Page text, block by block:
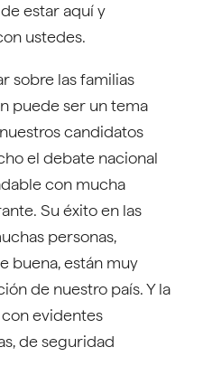
estar aquí y
ustedes.
sobre las familias
puede ser un tema
candidatos
el debate nacional
con mucha
Su éxito en las
personas,
buena, están muy
de nuestro país. Y la
evidentes
de seguridad